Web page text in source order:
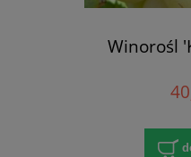
Winorośl